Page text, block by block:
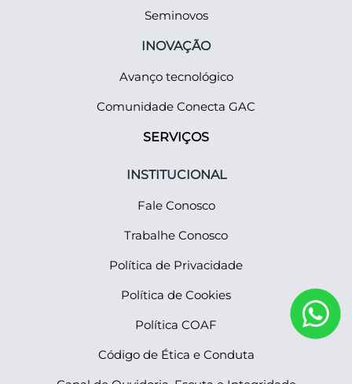
Seminovos
INOVAÇÃO
Avanço tecnológico
Comunidade Conecta GAC
SERVIÇOS
INSTITUCIONAL
Fale Conosco
Trabalhe Conosco
Política de Privacidade
Política de Cookies
Política COAF
Código de Ética e Conduta